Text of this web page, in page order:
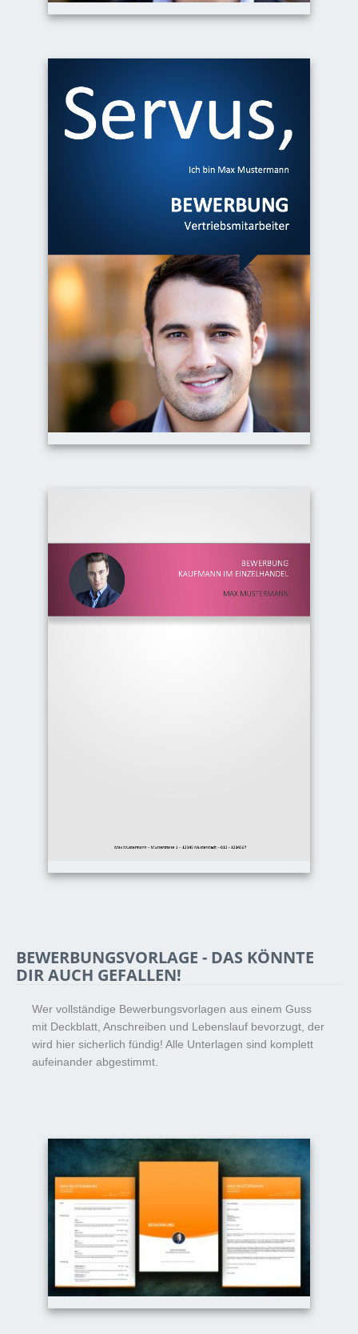
BEWERBUNGSVORLAGE - DAS KÖNNTE
DIR AUCH GEFALLEN!
Wer vollständige Bewerbungsvorlagen aus einem Guss
mit Deckblatt, Anschreiben und Lebenslauf bevorzugt, der
wird hier sicherlich fündig! Alle Unterlagen sind komplett
aufeinander abgestimmt.